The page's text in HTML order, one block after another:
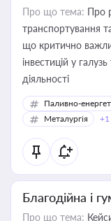
Про що тема: Про
транспортування
що критично
інвестицій у
діяльності
Паливно-
Металургія
+1
Благодійна і
Про що тема: